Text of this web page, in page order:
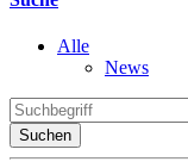
Alle
News
Suchen